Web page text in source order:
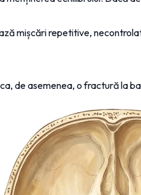
mișcări repetitive,
de asemenea, o fractură la